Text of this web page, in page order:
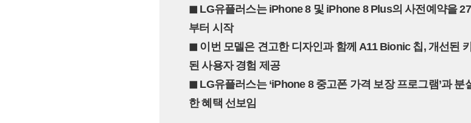
◼︎ LG유플러스는 iPhone 8 및 iPhone 8 Plus의 사전예약을
부터 시작
◼︎ 이번 모델은 견고한 디자인과 함께 A11 Bionic 칩, 개선된
된 사용자 경험 제공
◼︎ LG유플러스는 ‘iPhone 8 중고폰 가격 보장 프로그램’과
한 혜택 선보임